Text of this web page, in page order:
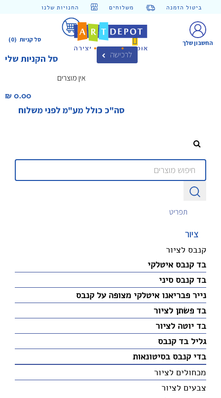
ביטול הזמנה משלוחים החנויות שלנו
(0) סל קניות
סל הקניות שלי לרכישה
אין מוצרים
0.00 ₪‎
סה"כ כולל מע"מ לפני משלוח
החשבון שלך
תפריט
ציור
קנבס לציור
בד קנבס איטלקי
בד קנבס סיני
נייר פבריאנו איטלקי מצופה על קנבס
בד פשתן לציור
בד יוטה לציור
גליל בד קנבס
בדי קנבס בסיטונאות
מכחולים לציור
צבעים לציור